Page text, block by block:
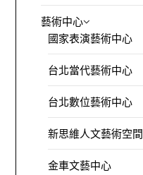
藝術中心
國家表演藝術中心
台北當代藝術中心
台北數位藝術中心
新思維人文藝術空間
金車文藝中心